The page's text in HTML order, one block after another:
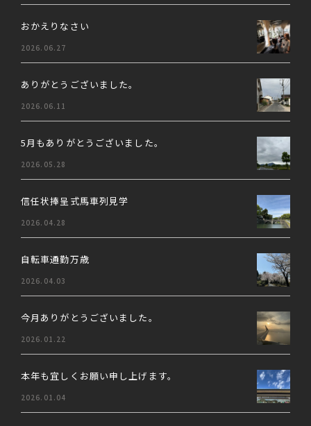
おかえりなさい
2026.06.27
ありがとうございました。
2026.06.11
5月もありがとうございました。
2026.05.28
信任状捧呈式馬車列見学
2026.04.28
自転車通勤万歳
2026.04.03
今月ありがとうございました。
2026.01.22
本年も宜しくお願い申し上げます。
2026.01.04